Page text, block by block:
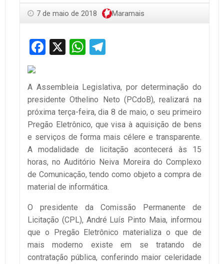
7 de maio de 2018 Maramais
Facebook
X WhatsApp
A Assembleia Legislativa, por determinação do
presidente Othelino Neto (PCdoB), realizará na
próxima terça-feira, dia 8 de maio, o seu primeiro
Pregão Eletrônico, que visa à aquisição de bens
e serviços de forma mais célere e transparente.
A modalidade de licitação acontecerá às 15
horas, no Auditório Neiva Moreira do Complexo
de Comunicação, tendo como objeto a compra de
material de informática.
O presidente da Comissão Permanente de
Licitação (CPL), André Luís Pinto Maia, informou
que o Pregão Eletrônico materializa o que de
mais moderno existe em se tratando de
contratação pública, conferindo maior celeridade